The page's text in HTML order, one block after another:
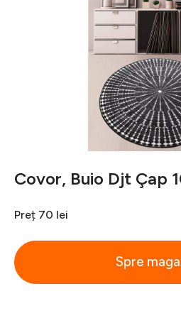
Covor, Buio Djt Çap
Preț 70 lei
Spre